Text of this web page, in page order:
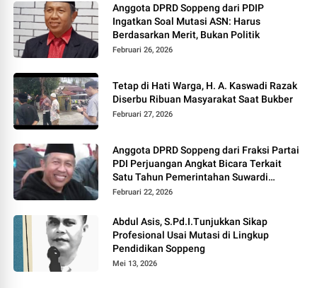
Anggota DPRD Soppeng dari PDIP
Ingatkan Soal Mutasi ASN: Harus
Berdasarkan Merit, Bukan Politik
Februari 26, 2026
Tetap di Hati Warga, H. A. Kaswadi Razak
Diserbu Ribuan Masyarakat Saat Bukber
Februari 27, 2026
Anggota DPRD Soppeng dari Fraksi Partai
PDI Perjuangan Angkat Bicara Terkait
Satu Tahun Pemerintahan Suwardi
Haseng – Selle KS Dalle
Februari 22, 2026
Abdul Asis, S.Pd.I.Tunjukkan Sikap
Profesional Usai Mutasi di Lingkup
Pendidikan Soppeng
Mei 13, 2026